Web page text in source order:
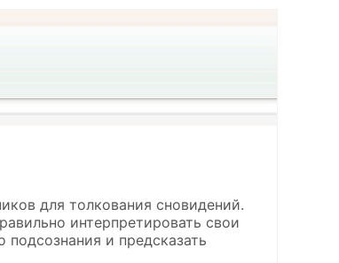
для толкования сновидений.
интерпретировать свои
и предсказать